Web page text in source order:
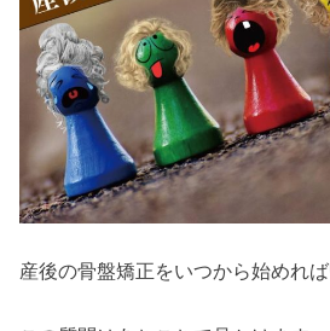
産後の骨盤矯正をいつから始めれば